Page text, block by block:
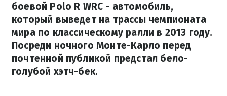
боевой Polo R WRC - автомобиль,
который выведет на трассы чемпионата
мира по классическому ралли в 2013 году.
Посреди ночного Монте-Карло перед
почтенной публикой предстал бело-
голубой хэтч-бек.